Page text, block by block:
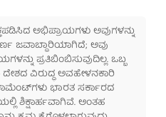
ಅಭಿಪ್ರಾಯಗಳು ಅವುಗಳನ್ನು
ಜವಾಬ್ದಾರಿಯಾಗಿದೆ; ಅವು
ಪ್ರತಿಬಿಂಬಿಸುವುದಿಲ್ಲ. ಒಬ್ಬ
ವಿರುದ್ಧ ಅವಹೇಳನಕಾರಿ
ಭಾರತ ಸರ್ಕಾರದ
ಶಿಕ್ಷಾರ್ಹವಾಗಿವೆ. ಅಂತಹ